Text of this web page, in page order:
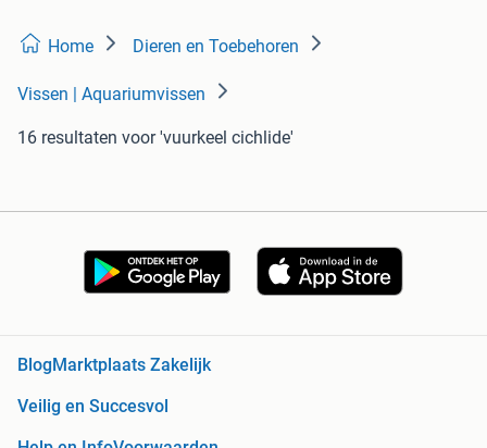
Home Dieren en Toebehoren
Vissen | Aquariumvissen
16 resultaten voor 'vuurkeel cichlide'
BlogMarktplaats Zakelijk
Veilig en Succesvol